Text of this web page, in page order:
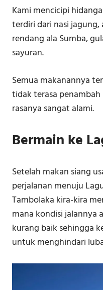
Kami mencicipi
terdiri dari nasi jagung,
rendang ala Sumba,
sayuran.
Semua makanannya
tidak terasa
rasanya sangat alami.
Bermain ke
Setelah makan siang
perjalanan menuju
Tambolaka kira-kira
mana kondisi jalannya
kurang baik sehingga
untuk menghindari